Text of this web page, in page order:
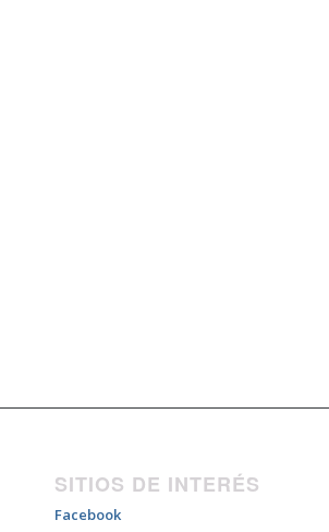
SITIOS DE INTERÉS
Facebook